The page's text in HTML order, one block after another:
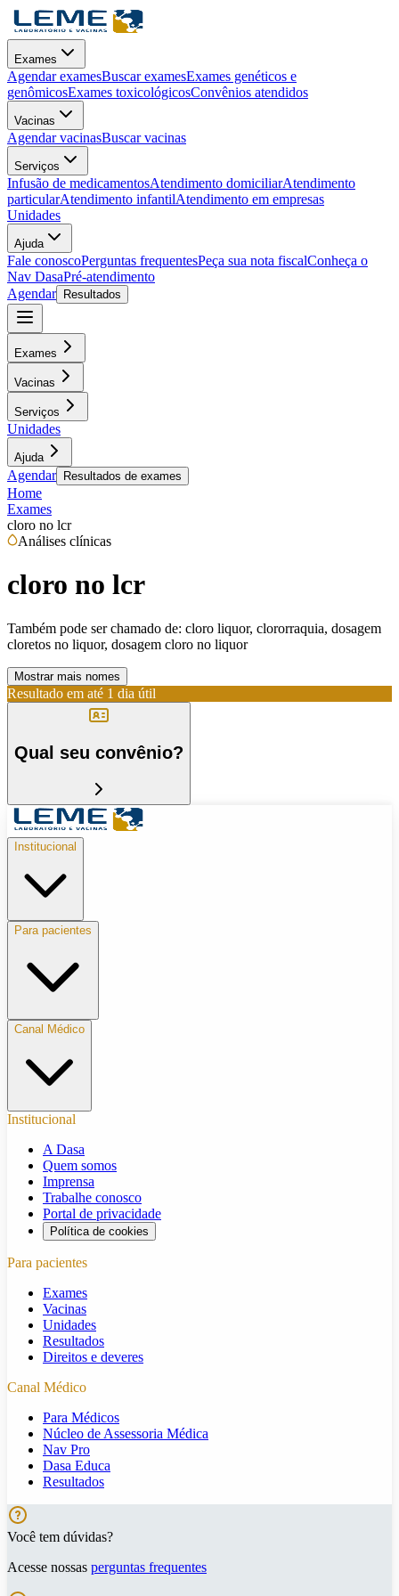
Exames
Agendar examesBuscar examesExames genéticos e
genômicosExames toxicológicosConvênios atendidos
Vacinas
Agendar vacinasBuscar vacinas
Serviços
Infusão de medicamentosAtendimento domiciliarAtendimento
particularAtendimento infantilAtendimento em empresas
Unidades
Ajuda
Fale conoscoPerguntas frequentesPeça sua nota fiscalConheça o
Nav DasaPré-atendimento
Agendar
Resultados
Exames
Vacinas
Serviços
Unidades
Ajuda
Agendar Resultados de exames
Home
Exames
cloro no lcr
Análises clínicas
cloro no lcr
Também pode ser chamado de: cloro liquor, clororraquia, dosagem
cloretos no liquor, dosagem cloro no liquor
Mostrar mais nomes
Resultado em até 1 dia útil
Qual seu convênio?
Institucional
Para pacientes
Canal Médico
Institucional
A Dasa
Quem somos
Imprensa
Trabalhe conosco
Portal de privacidade
Política de cookies
Para pacientes
Exames
Vacinas
Unidades
Resultados
Direitos e deveres
Canal Médico
Para Médicos
Núcleo de Assessoria Médica
Nav Pro
Dasa Educa
Resultados
Você tem dúvidas?
Acesse nossas perguntas frequentes